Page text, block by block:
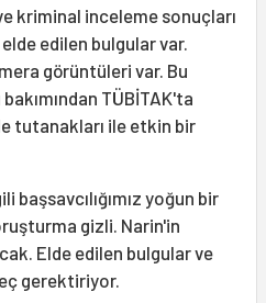
kriminal inceleme sonuçları
edilen bulgular var.
görüntüleri var. Bu
TÜBİTAK'ta
tutanakları ile etkin bir
başsavcılığımız yoğun bir
gizli. Narin'in
Elde edilen bulgular ve
gerektiriyor.